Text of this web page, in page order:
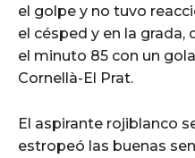
el golpe y no tuvo
el césped y en la grada,
el minuto 85 con un
Cornellà-El Prat.
El aspirante rojiblanco
estropeó las buenas